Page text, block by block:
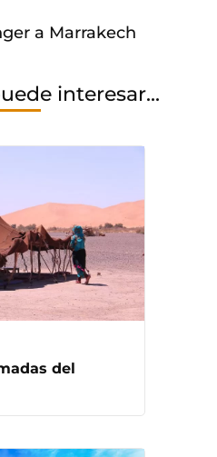
a Marrakech
interesar...
del